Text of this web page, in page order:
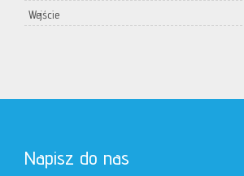
Wejście
Napisz do nas